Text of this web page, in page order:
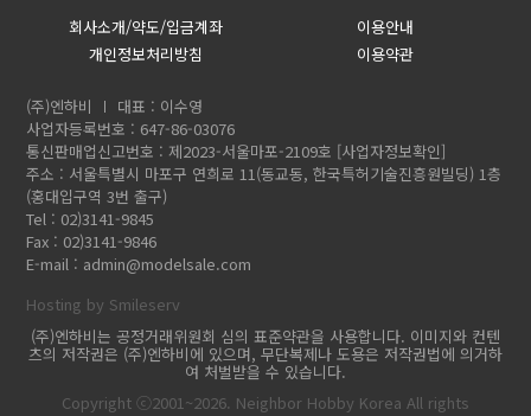
회사소개/약도/입금계좌
이용안내
개인정보처리방침
이용약관
(주)엔하비
대표 : 이수영
사업자등록번호 : 647-86-03076
통신판매업신고번호 : 제2023-서울마포-2109호 [사업자정보확인]
주소 : 서울특별시 마포구 연희로 11(동교동, 한국특허기술진흥원빌딩) 1층
(홍대입구역 3번 출구)
Tel : 02)3141-9845
Fax : 02)3141-9846
E-mail : admin@modelsale.com
Hosting by Smileserv
(주)엔하비는 공정거래위원회 심의 표준약관을 사용합니다. 이미지와 컨텐
츠의 저작권은 (주)엔하비에 있으며, 무단복제나 도용은 저작권법에 의거하
여 처벌받을 수 있습니다.
Copyright ⓒ2001~2026. Neighbor Hobby Korea All rights